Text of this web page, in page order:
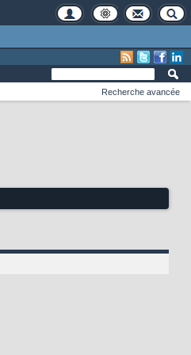
Recherche avancée